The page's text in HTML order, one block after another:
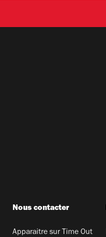
Nous contacter
Apparaitre sur Time Out